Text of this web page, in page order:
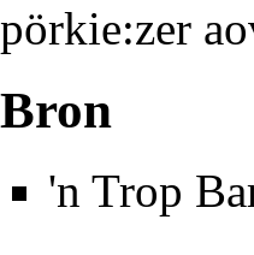
pörkie:zer
Bron
'n Trop